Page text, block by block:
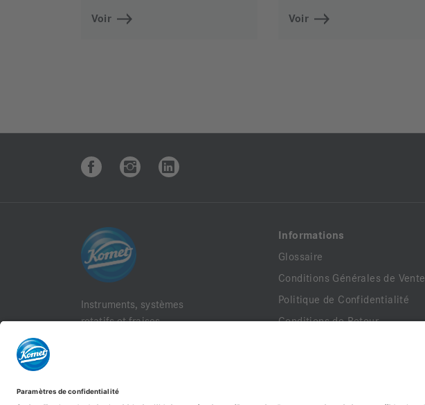
Voir Voir
Instruments, systèmes
rotatifs et fraises
Informations
Glossaire
Conditions Générales de Vente
Politique de Confidentialité
Conditions de Retour